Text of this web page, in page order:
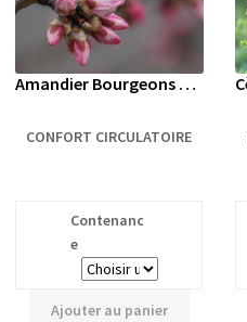
Amandier Bourgeons Bio
CONFORT CIRCULATOIRE
Contenanc
e
Ajouter au panier